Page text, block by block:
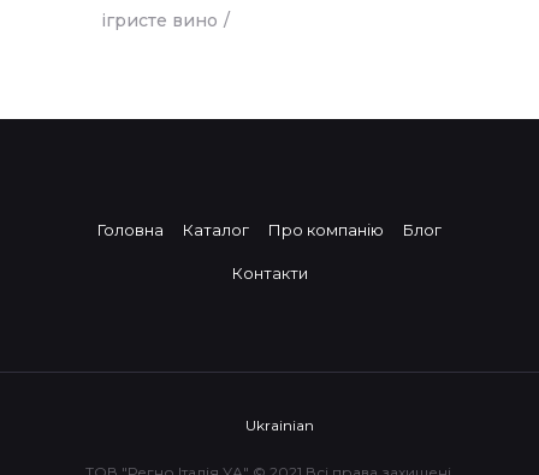
ігристе вино
Головна Каталог Про компанію Блог
Контакти
Ukrainian